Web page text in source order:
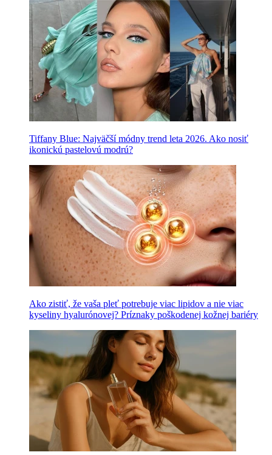
Tiffany Blue: Najväčší módny trend leta 2026. Ako nosiť
ikonickú pastelovú modrú?
Ako zistiť, že vaša pleť potrebuje viac lipidov a nie viac
kyseliny hyalurónovej? Príznaky poškodenej kožnej bariéry